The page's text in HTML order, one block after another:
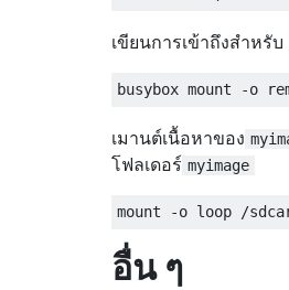
เขียนการเข้าถึงสำหรั
เมานต์เนื้อหาของ
โฟลเดอร์ myimage
อื่น ๆ